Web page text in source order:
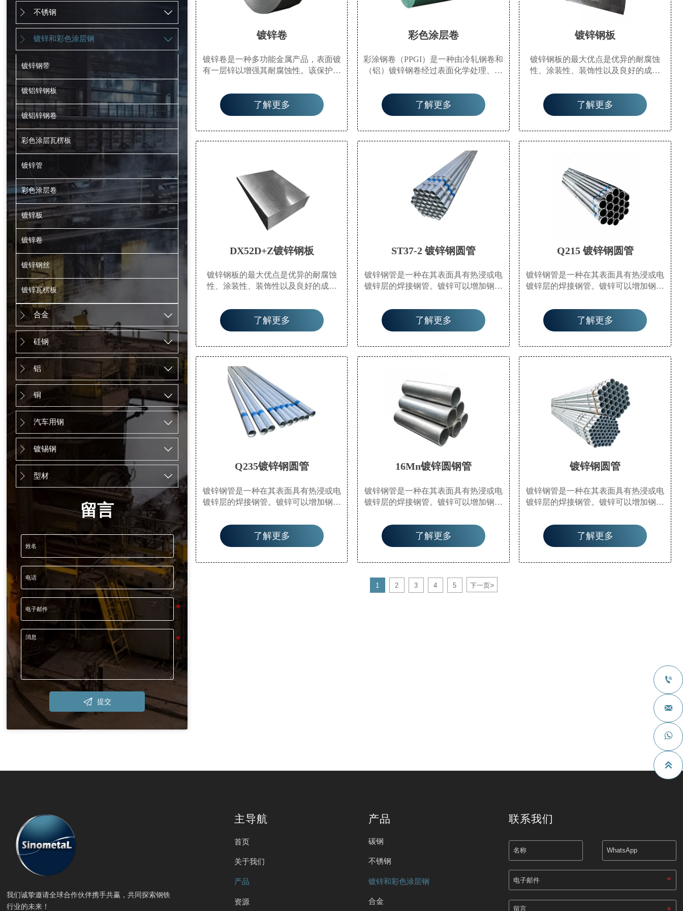
 不锈钢 
 镀锌和彩色涂层钢 
镀锌钢带
镀铝锌钢板
镀铝锌钢卷
彩色涂层瓦楞板
镀锌管
彩色涂层卷
镀锌板
镀锌卷
镀锌钢丝
镀锌瓦楞板
 合金 
 硅钢 
 铝 
 铜 
 汽车用钢 
 镀锡钢 
 型材 
留言
 提交
镀锌卷
镀锌卷是一种多功能金属产品，表面镀
有一层锌以增强其耐腐蚀性。该保护层
用于屋顶、墙板和工业用途等多种应
用。其成本效益和可靠性使镀锌卷成为
需要坚固耐候材料的项目的热门选择。
了解更多
彩色涂层卷
彩涂钢卷（PPGI）是一种由冷轧钢卷和
（铝）镀锌钢卷经过表面化学处理、涂
后，再经烘烤固化而成的产品。该产品
由生产厂家在连续生产线上以卷材形式
生产，因此也称为预涂钢卷。它不仅具
了解更多
镀锌钢板
镀锌钢板的最大优点是优异的耐腐蚀
性、涂装性、装饰性以及良好的成形
用于许多领域。热镀锌的优点是防腐寿
命长，适应环境广泛，一直是流行的防
腐处理方法。广泛应用于电力塔、通信
了解更多
DX52D+Z镀锌钢板
镀锌钢板的最大优点是优异的耐腐蚀
性、涂装性、装饰性以及良好的成形
用于许多领域。热镀锌的优点是防腐寿
命长，适应环境广泛，一直是流行的防
腐处理方法。广泛应用于电力塔、通信
施、轻工业等领域。
了解更多
ST37-2 镀锌钢圆管
镀锌钢管是一种在其表面具有热浸或电
镀锌层的焊接钢管。镀锌可以增加钢管
具有广泛的应用。除了用作水、气体和
油等一般低压流体的管道管外，还用作
石油工业中的油井管和输油管道，特别
了解更多
Q215 镀锌钢圆管
镀锌钢管是一种在其表面具有热浸或电
镀锌层的焊接钢管。镀锌可以增加钢管
具有广泛的应用。除了用作水、气体和
油等一般低压流体的管道管外，还用作
石油工业中的油井管和输油管道，特别
了解更多
Q235镀锌钢圆管
镀锌钢管是一种在其表面具有热浸或电
镀锌层的焊接钢管。镀锌可以增加钢管
具有广泛的应用。除了用作水、气体和
油等一般低压流体的管道管外，还用作
石油工业中的油井管和输油管道，特别
了解更多
16Mn镀锌圆钢管
镀锌钢管是一种在其表面具有热浸或电
镀锌层的焊接钢管。镀锌可以增加钢管
具有广泛的应用。除了用作水、气体和
油等一般低压流体的管道管外，还用作
石油工业中的油井管和输油管道，特别
油交换器的管道，以及码头桩和矿山隧
道支撑结构的管道。
了解更多
镀锌钢圆管
镀锌钢管是一种在其表面具有热浸或电
镀锌层的焊接钢管。镀锌可以增加钢管
具有广泛的应用。除了用作水、气体和
油等一般低压流体的管道管外，还用作
石油工业中的油井管和输油管道，特别
了解更多
1 2 3 4 5 下一页>
我们诚挚邀请全球合作伙伴携手共赢，共同探索钢铁
行业的未来！
主导航
首页
关于我们
产品
资源
产品
碳钢
不锈钢
镀锌和彩色涂层钢
合金
联系我们



